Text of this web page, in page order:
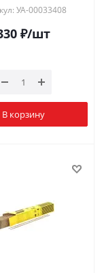
УА-00033408
₽/шт
В корзину